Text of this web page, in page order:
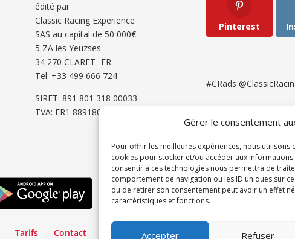
Gérer le consentement
Pour offrir les meilleures expériences, nous utilisons
cookies pour stocker et/ou accéder aux
consentir à ces technologies nous permettra de
comportement de navigation ou les ID uniques sur
ou de retirer son consentement peut avoir un effet
caractéristiques et fonctions.
Accepter Refuser
édité par
Classic Racing Experience
SAS au capital de 50 000€
5 ZA les Yeuzses
34 270 CLARET -FR-
Tel: ‭+33 499 666 724‬
SIRET: 891 801 318 00033
TVA: FR1 8891801318
Pinterest
#CRads
Tarifs Contact Espace Client